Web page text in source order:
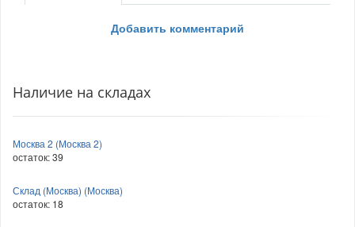
Добавить комментарий
Наличие на складах
Москва 2 (Москва 2)
остаток:39
Склад (Москва) (Москва)
остаток: 18